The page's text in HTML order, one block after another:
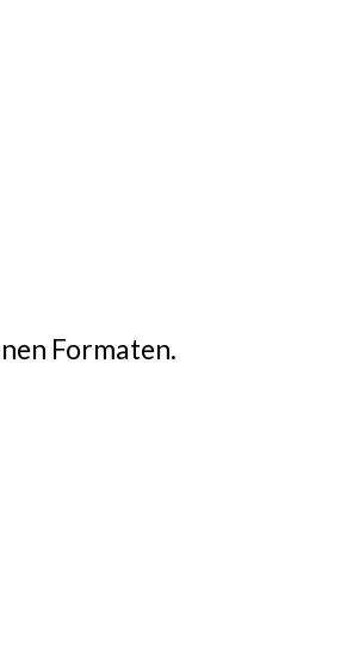
Formaten.